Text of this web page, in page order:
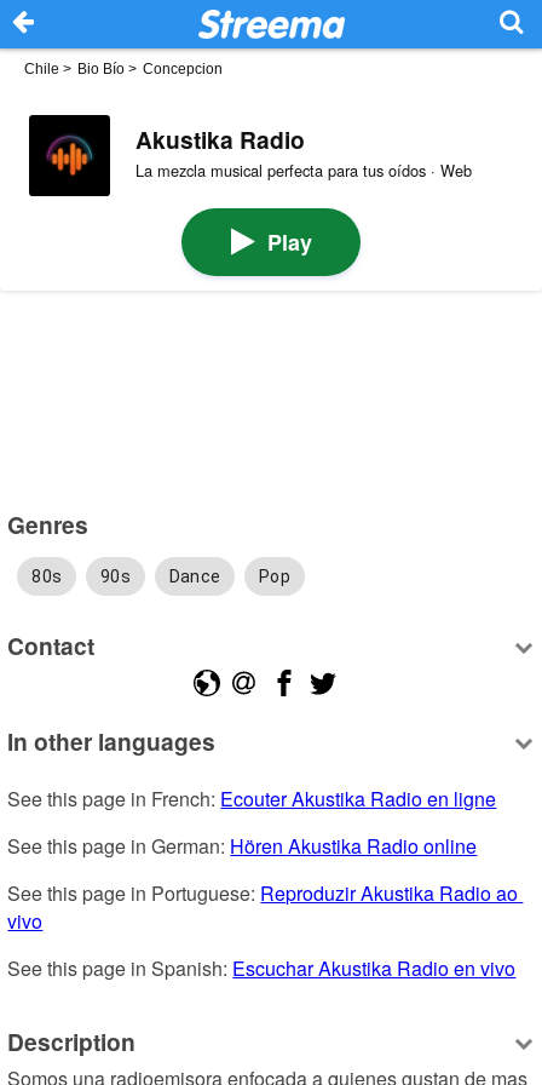
Chile > Bio Bío > Concepcion
Akustika Radio
La mezcla musical perfecta para tus oídos · Web
Play
Genres
80s 90s Dance Pop
Contact
In other languages
See this page in French: Ecouter Akustika Radio en ligne
See this page in German: Hören Akustika Radio online
See this page in Portuguese: Reproduzir Akustika Radio ao
vivo
See this page in Spanish: Escuchar Akustika Radio en vivo
Description
Somos una radioemisora enfocada a quienes gustan de mas